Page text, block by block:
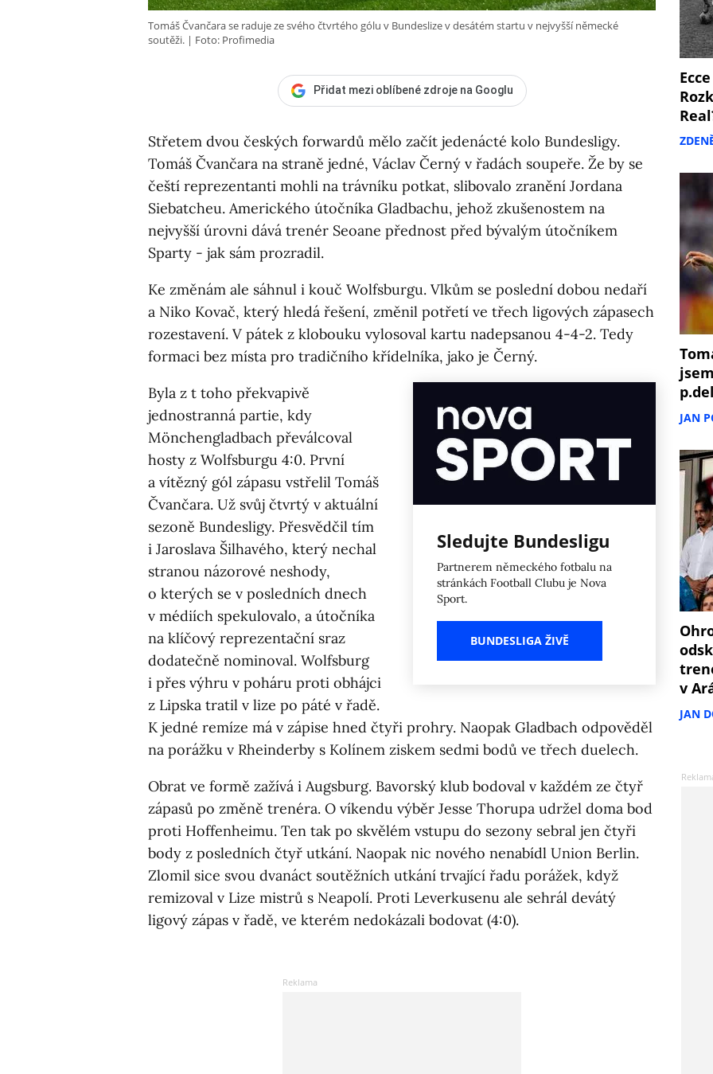
Tomáš Čvančara se raduje ze svého čtvrtého gólu v Bundeslize v desátém startu v nejvyšší německé
soutěži.
Foto: Profimedia
Přidat mezi oblíbené zdroje na Googlu
Střetem dvou českých forwardů mělo začít jedenácté kolo Bundesligy.
Tomáš Čvančara na straně jedné, Václav Černý v řadách soupeře. Že by se
čeští reprezentanti mohli na trávníku potkat, slibovalo zranění Jordana
Siebatcheu. Amerického útočníka Gladbachu, jehož zkušenostem na
nejvyšší úrovni dává trenér Seoane přednost před bývalým útočníkem
Sparty - jak sám prozradil.
Ke změnám ale sáhnul i kouč Wolfsburgu. Vlkům se poslední dobou nedaří
a Niko Kovač, který hledá řešení, změnil potřetí ve třech ligových zápasech
rozestavení. V pátek z klobouku vylosoval kartu nadepsanou 4-4-2. Tedy
formaci bez místa pro tradičního křídelníka, jako je Černý.
Sledujte Bundesligu
Partnerem německého fotbalu na
stránkách Football Clubu je Nova
Sport.
BUNDESLIGA ŽIVĚ
Byla z t toho překvapivě
jednostranná partie, kdy
Mönchengladbach převálcoval
hosty z Wolfsburgu 4:0. První
a vítězný gól zápasu vstřelil Tomáš
Čvančara. Už svůj čtvrtý v aktuální
sezoně Bundesligy. Přesvědčil tím
i Jaroslava Šilhavého, který nechal
stranou názorové neshody,
o kterých se v posledních dnech
v médiích spekulovalo, a útočníka
na klíčový reprezentační sraz
dodatečně nominoval. Wolfsburg
i přes výhru v poháru proti obhájci
z Lipska tratil v lize po páté v řadě.
K jedné remíze má v zápise hned čtyři prohry. Naopak Gladbach odpověděl
na porážku v Rheinderby s Kolínem ziskem sedmi bodů ve třech duelech.
Obrat ve formě zažívá i Augsburg. Bavorský klub bodoval v každém ze čtyř
zápasů po změně trenéra. O víkendu výběr Jesse Thorupa udržel doma bod
proti Hoffenheimu. Ten tak po skvělém vstupu do sezony sebral jen čtyři
body z posledních čtyř utkání. Naopak nic nového nenabídl Union Berlin.
Zlomil sice svou dvanáct soutěžních utkání trvající řadu porážek, když
remizoval v Lize mistrů s Neapolí. Proti Leverkusenu ale sehrál devátý
ligový zápas v řadě, ve kterém nedokázali bodovat (4:0).
p.del
JAN
v
JAN